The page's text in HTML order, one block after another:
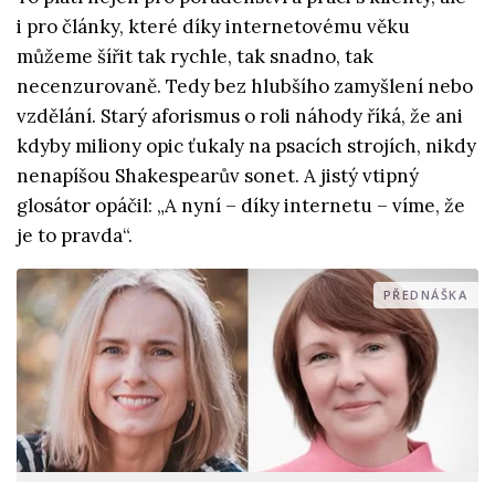
i pro články, které díky internetovému věku
můžeme šířit tak rychle, tak snadno, tak
necenzurovaně. Tedy bez hlubšího zamyšlení nebo
vzdělání. Starý aforismus o roli náhody říká, že ani
kdyby miliony opic ťukaly na psacích strojích, nikdy
nenapíšou Shakespearův sonet. A jistý vtipný
glosátor opáčil: „A nyní – díky internetu – víme, že
je to pravda“.
PŘEDNÁŠKA